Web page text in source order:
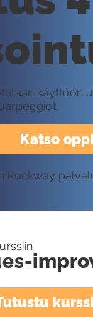
Katso
Rockway